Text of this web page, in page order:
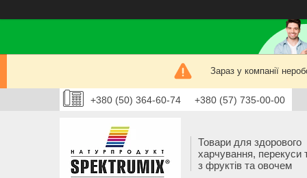
Зараз у компанії
+380 (50) 364-60-74 +380 (57) 735-00-00
Товари для здорового
харчування, перекуси
з фруктів та овочем